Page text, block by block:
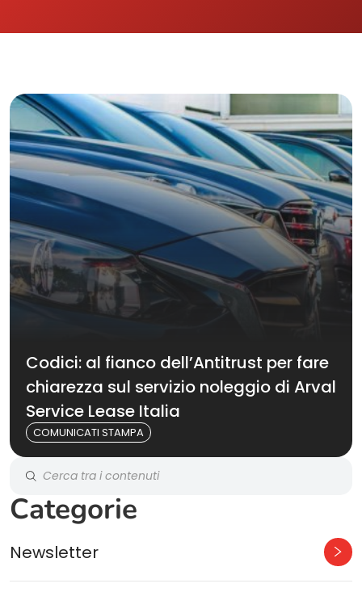
Codici: al fianco dell’Antitrust per fare
chiarezza sul servizio noleggio di Arval
Service Lease Italia
COMUNICATI STAMPA
Categorie
Newsletter